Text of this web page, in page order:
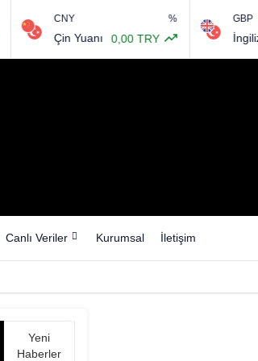
CNY
Çin Yuanı 0,00 TRY
GBP
İngiliz
Canlı Veriler Kurumsal İletişim
Yeni
Haberler